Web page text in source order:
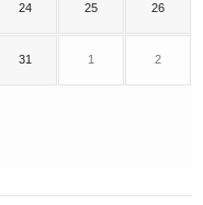
24 25 26
31 1 2